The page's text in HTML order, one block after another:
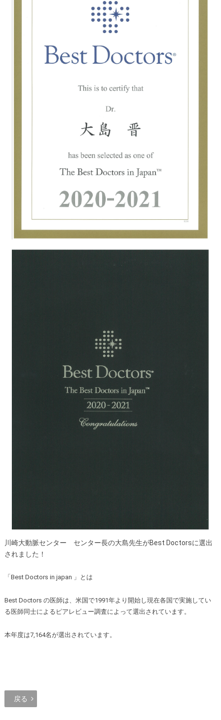
胸腹部大動脈瘤
ステントグラフトによる治療 年齢・余病
大動脈瘤を指摘されたら？ 診療の流れ
遠方から来院される方は？ 外来予約について
セカンドオピニオン 治療費について
都道府県別紹介病院 良くある質問
正しい病院の選び方 アクセス
お問い合わせ
ドクターカー
川崎大動脈センター センター長の大島先生がBest Doctorsに選出
されました！
「Best Doctors in japan 」とは
Best Doctors の医師は、米国で1991年より開始し現在各国で実施してい
る医師同士によるピアレビュー調査によって選出されています。
本年度は7,164名が選出されています。
戻る